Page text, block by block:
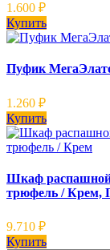
1.600 ₽
Купить
Пуфик
1.260 ₽
Купить
Шкаф
трюфель / Крем,
9.710 ₽
Купить